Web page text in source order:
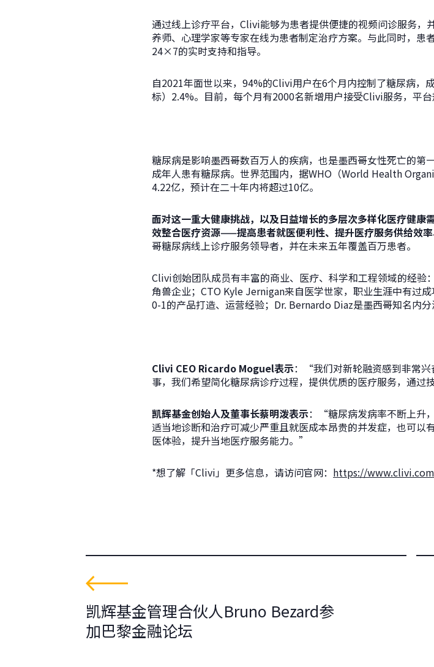
通过线上诊疗平台，Clivi能够为患者提供便捷的视频问诊服务，
养师、心理学家等专家在线为患者制定治疗方案。与此同时，
24×7的实时支持和指导。
自2021年面世以来，94%的Clivi用户在6个月内控制了糖尿病，
标）2.4%。目前，每个月有2000名新增用户接受Clivi服务，平台
糖尿病是影响墨西哥数百万人的疾病，也是墨西哥女性死亡的
成年人患有糖尿病。世界范围内，据WHO（World Health
4.22亿，预计在二十年内将超过10亿。
面对这一重大健康挑战，以及日益增长的多层次多样化医疗健康需
效整合医疗资源——提高患者就医便利性、提升医疗服务供给效率
哥糖尿病线上诊疗服务领导者，并在未来五年覆盖百万患者。
Clivi创始团队成员有丰富的商业、医疗、科学和工程领域的经
角兽企业；CTO Kyle Jernigan来自医学世家，职业生涯中有过
0-1的产品打造、运营经验；Dr. Bernardo Diaz是墨西哥知名内分
Clivi CEO Ricardo Moguel表示：“我们对新轮融资感到非常
事，我们希望简化糖尿病诊疗过程，提供优质的医疗服务，通过
凯辉基金创始人及董事长蔡明泼表示：“糖尿病发病率不断上升
适当地诊断和治疗可减少严重且就医成本昂贵的并发症，也可
医体验，提升当地医疗服务能力。”
*想了解「Clivi」更多信息，请访问官网： https://
凯辉基金管理合伙人Bruno Bezard参
加巴黎金融论坛